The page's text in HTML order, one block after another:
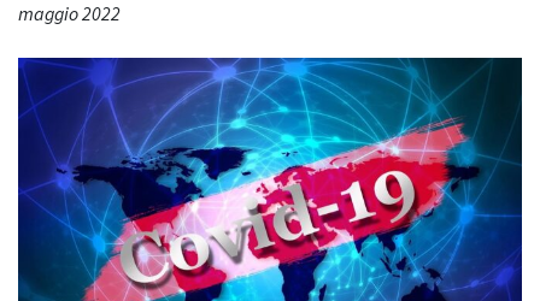
maggio 2022